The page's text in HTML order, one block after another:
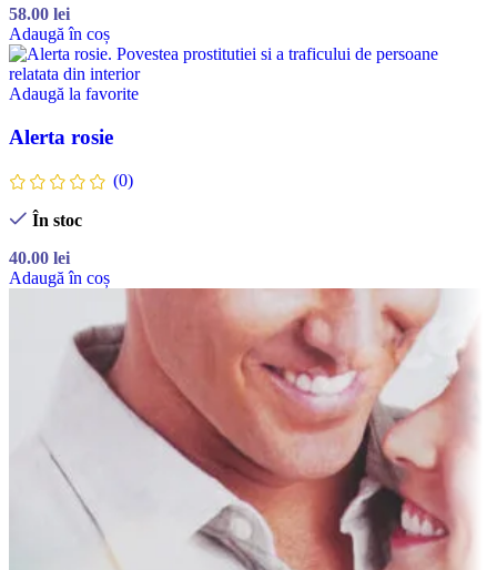
58.00 lei
Adaugă în coș
Adaugă la favorite
Alerta rosie
(0)
În stoc
40.00 lei
Adaugă în coș